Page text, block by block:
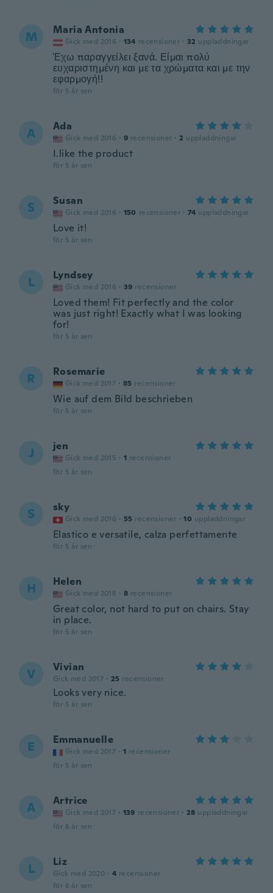
M Maria Antonia
Gick med 2016 · 134 recensioner · 32 uppladdningar
Έχω παραγγείλει ξανά. Είμαι πολύ
ευχαριστημένη και με τα χρώματα και με την
εφαρμογή!!
för 5 år sen
A Ada
Gick med 2016 · 9 recensioner · 2 uppladdningar
I.like the product
för 5 år sen
S Susan
Gick med 2016 · 150 recensioner · 74 uppladdningar
Love it!
för 5 år sen
L Lyndsey
Gick med 2016 · 39 recensioner
Loved them! Fit perfectly and the color
was just right! Exactly what I was looking
for!
för 5 år sen
R Rosemarie
Gick med 2017 · 85 recensioner
Wie auf dem Bild beschrieben
för 5 år sen
J jen
Gick med 2015 · 1 recensioner
för 5 år sen
S sky
Gick med 2016 · 55 recensioner · 10 uppladdningar
Elastico e versatile, calza perfettamente
för 5 år sen
H Helen
Gick med 2018 · 8 recensioner
Great color, not hard to put on chairs. Stay
in place.
för 5 år sen
V Vivian
Gick med 2017 · 25 recensioner
Looks very nice.
för 5 år sen
E Emmanuelle
Gick med 2017 · 1 recensioner
för 5 år sen
A Artrice
Gick med 2017 · 139 recensioner · 28 uppladdningar
för 6 år sen
L Liz
Gick med 2020 · 4 recensioner
för 6 år sen